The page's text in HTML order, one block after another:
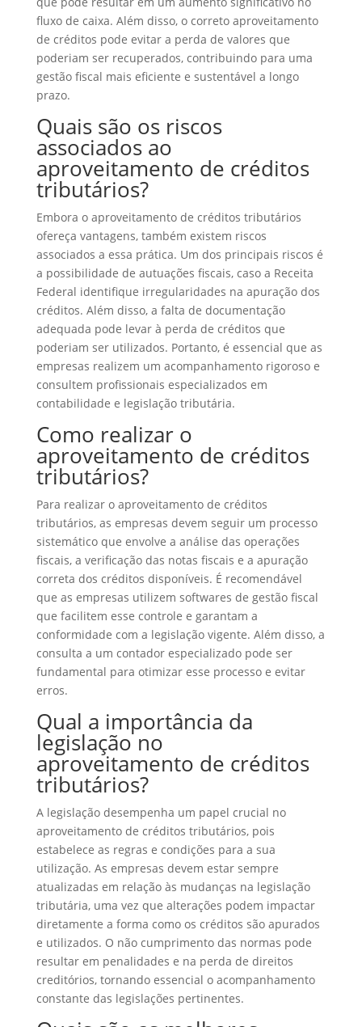
fluxo de caixa. Além disso, o correto aproveitamento
de créditos pode evitar a perda de valores que
poderiam ser recuperados, contribuindo para uma
gestão fiscal mais eficiente e sustentável a longo
prazo.
Quais são os riscos
associados ao
aproveitamento de créditos
tributários?
Embora o aproveitamento de créditos tributários
ofereça vantagens, também existem riscos
associados a essa prática. Um dos principais riscos é
a possibilidade de autuações fiscais, caso a Receita
Federal identifique irregularidades na apuração dos
créditos. Além disso, a falta de documentação
adequada pode levar à perda de créditos que
poderiam ser utilizados. Portanto, é essencial que as
empresas realizem um acompanhamento rigoroso e
consultem profissionais especializados em
contabilidade e legislação tributária.
Como realizar o
aproveitamento de créditos
tributários?
Para realizar o aproveitamento de créditos
tributários, as empresas devem seguir um processo
sistemático que envolve a análise das operações
fiscais, a verificação das notas fiscais e a apuração
correta dos créditos disponíveis. É recomendável
que as empresas utilizem softwares de gestão fiscal
que facilitem esse controle e garantam a
conformidade com a legislação vigente. Além disso, a
consulta a um contador especializado pode ser
fundamental para otimizar esse processo e evitar
erros.
Qual a importância da
legislação no
aproveitamento de créditos
tributários?
A legislação desempenha um papel crucial no
aproveitamento de créditos tributários, pois
estabelece as regras e condições para a sua
utilização. As empresas devem estar sempre
atualizadas em relação às mudanças na legislação
tributária, uma vez que alterações podem impactar
diretamente a forma como os créditos são apurados
e utilizados. O não cumprimento das normas pode
resultar em penalidades e na perda de direitos
creditórios, tornando essencial o acompanhamento
constante das legislações pertinentes.